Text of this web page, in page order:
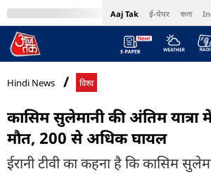
Aaj Tak ई-पेपर বাংলা
MumbaiTak Cosmopolitan
Hindi News विश्व
कासिम सुलेमानी की अंतिम
मौत, 200 से अधिक घायल
ईरानी टीवी का कहना है कि कासिम